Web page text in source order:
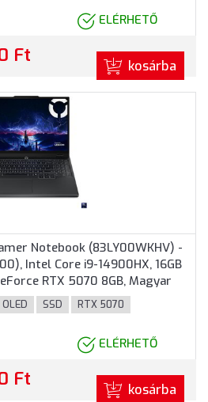
ELÉRHETŐ
Ft kosárba
Notebook (83LY00WKHV) -
Intel Core i9-14900HX, 16GB
RTX 5070 8GB, Magyar
nélkül, 3 év garancia,
OLED SSD RTX 5070
ELÉRHETŐ
Ft kosárba